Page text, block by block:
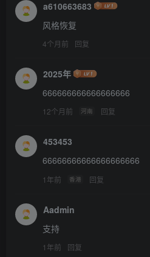
a610663683
风格恢复
4个月前 回复
2025年
666666666666666666
12个月前 河南 回复
453453
66666666666666666666
1年前 香港 回复
Aadmin
支持
1年前 回复